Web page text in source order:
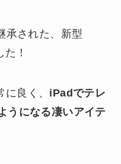
承された、新型
！
良く、 iPadでテレ
うになる凄いアイテ